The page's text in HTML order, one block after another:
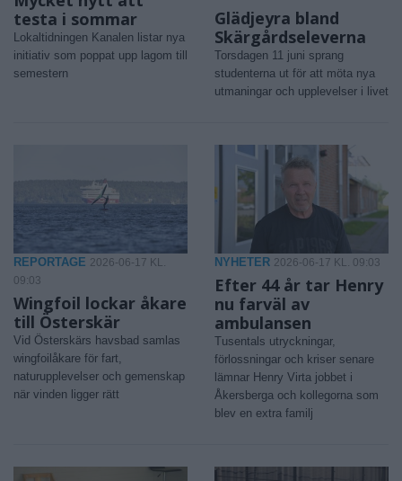
testa i sommar
Lokaltidningen Kanalen listar nya
initiativ som poppat upp lagom till
semestern
Glädjeyra bland
Skärgårdseleverna
Torsdagen 11 juni sprang
studenterna ut för att möta nya
utmaningar och upplevelser i livet
REPORTAGE 2026-06-17 KL.
09:03
Wingfoil lockar åkare
till Österskär
Vid Österskärs havsbad samlas
wingfoilåkare för fart,
naturupplevelser och gemenskap
när vinden ligger rätt
NYHETER 2026-06-17 KL. 09:03
Efter 44 år tar Henry
nu farväl av
ambulansen
Tusentals utryckningar,
förlossningar och kriser senare
lämnar Henry Virta jobbet i
Åkersberga och kollegorna som
blev en extra familj